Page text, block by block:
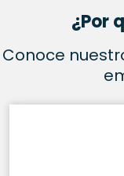
¿Por
Conoce